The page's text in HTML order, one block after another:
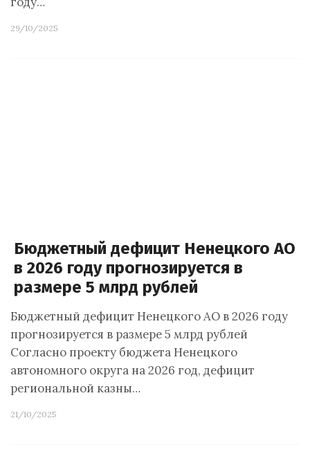
29/10/2025
Бюджетный дефицит Ненецкого АО
в 2026 году прогнозируется в
размере 5 млрд рублей
Бюджетный дефицит Ненецкого АО в 2026 году
прогнозируется в размере 5 млрд рублей
Согласно проекту бюджета Ненецкого
автономного округа на 2026 год, дефицит
региональной казны…
21/10/2025